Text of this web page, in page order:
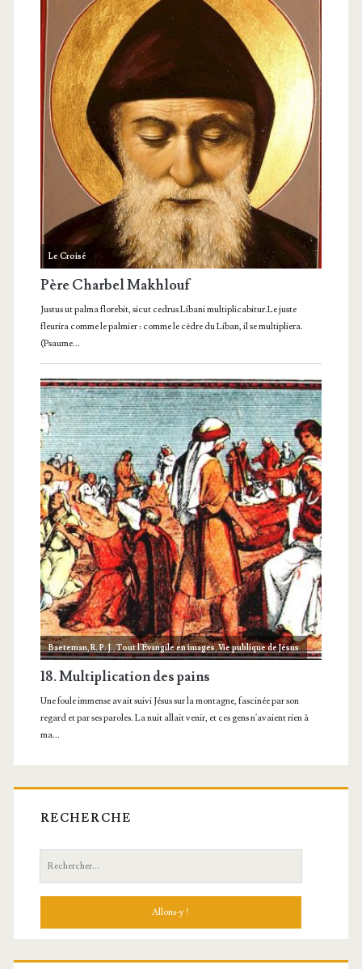
RECHERCHE
Recherche: